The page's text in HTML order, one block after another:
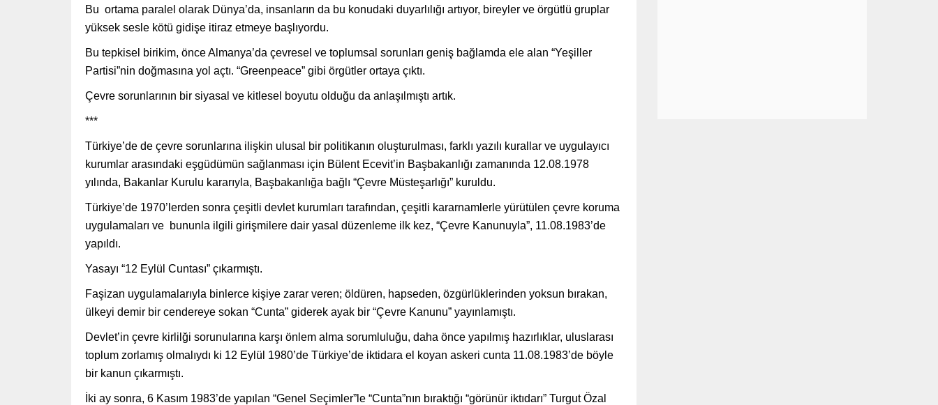
Bu ortama paralel olarak Dünya’da, insanların da bu konudaki duyarlılığı artıyor, bireyler ve örgütlü gruplar
yüksek sesle kötü gidişe itiraz etmeye başlıyordu.
Bu tepkisel birikim, önce Almanya’da çevresel ve toplumsal sorunları geniş bağlamda ele alan “Yeşiller
Partisi”nin doğmasına yol açtı. “Greenpeace” gibi örgütler ortaya çıktı.
Çevre sorunlarının bir siyasal ve kitlesel boyutu olduğu da anlaşılmıştı artık.
***
Türkiye’de de çevre sorunlarına ilişkin ulusal bir politikanın oluşturulması, farklı yazılı kurallar ve uygulayıcı
kurumlar arasındaki eşgüdümün sağlanması için Bülent Ecevit’in Başbakanlığı zamanında 12.08.1978
yılında, Bakanlar Kurulu kararıyla, Başbakanlığa bağlı “Çevre Müsteşarlığı” kuruldu.
Türkiye’de 1970’lerden sonra çeşitli devlet kurumları tarafından, çeşitli kararnamlerle yürütülen çevre koruma
uygulamaları ve bununla ilgili girişmilere dair yasal düzenleme ilk kez, “Çevre Kanunuyla”, 11.08.1983’de
yapıldı.
Yasayı “12 Eylül Cuntası” çıkarmıştı.
Faşizan uygulamalarıyla binlerce kişiye zarar veren; öldüren, hapseden, özgürlüklerinden yoksun bırakan,
ülkeyi demir bir cendereye sokan “Cunta” giderek ayak bir “Çevre Kanunu” yayınlamıştı.
Devlet’in çevre kirlilği sorunularına karşı önlem alma sorumluluğu, daha önce yapılmış hazırlıklar, uluslarası
toplum zorlamış olmalıydı ki 12 Eylül 1980’de Türkiye’de iktidara el koyan askeri cunta 11.08.1983’de böyle
bir kanun çıkarmıştı.
İki ay sonra, 6 Kasım 1983’de yapılan “Genel Seçimler”le “Cunta”nın bıraktığı “görünür iktıdarı” Turgut Özal